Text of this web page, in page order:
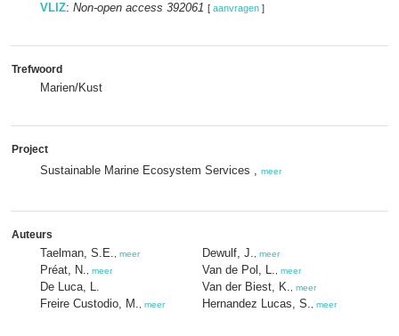
VLIZ: Non-open access 392061 [ aanvragen ]
Trefwoord
Marien/Kust
Project
Sustainable Marine Ecosystem Services , meer
Auteurs
Taelman, S.E. meer
Préat, N. meer
De Luca, L.
Freire Custodio, M.
meer
Dewulf, J. meer
Van de Pol, L. meer
Van der Biest, K. meer
Hernandez Lucas, S. meer